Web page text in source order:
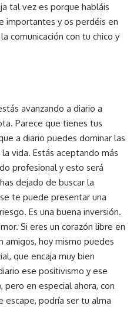
tal vez es porque habláis
importantes y os perdéis en
comunicación con tu chico y
avanzando a diario a
Parece que tienes tus
a diario puedes dominar las
vida. Estás aceptando más
profesional y esto será
dejado de buscar la
te puede presentar una
Es una buena inversión.
Si eres un corazón libre en
amigos, hoy mismo puedes
que encaja muy bien
ese positivismo y ese
pero en especial ahora, con
escape, podría ser tu alma